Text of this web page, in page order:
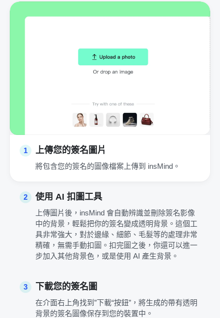
1 上傳您的簽名圖片
將包含您的簽名的圖像檔案上傳到 insMind。
2 使用 AI 扣圖工具
上傳圖片後，insMind 會自動辨識並刪除簽名影像
中的背景，輕鬆把你的簽名變成透明背景。這個工
具非常強大，對於邊緣、細節、毛髮等的處理非常
精確，無需手動扣圖。扣完圖之後，你還可以進一
步加入其他背景色，或是使用 AI 產生背景。
3 下載您的簽名圖
在介面右上角找到”下載“按鈕”，將生成的帶有透明
背景的簽名圖像保存到您的裝置中。